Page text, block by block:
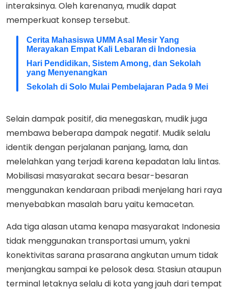
interaksinya. Oleh karenanya, mudik dapat
memperkuat konsep tersebut.
Cerita Mahasiswa UMM Asal Mesir Yang
Merayakan Empat Kali Lebaran di Indonesia
Hari Pendidikan, Sistem Among, dan Sekolah
yang Menyenangkan
Sekolah di Solo Mulai Pembelajaran Pada 9 Mei
Selain dampak positif, dia menegaskan, mudik juga
membawa beberapa dampak negatif. Mudik selalu
identik dengan perjalanan panjang, lama, dan
melelahkan yang terjadi karena kepadatan lalu lintas.
Mobilisasi masyarakat secara besar-besaran
menggunakan kendaraan pribadi menjelang hari raya
menyebabkan masalah baru yaitu kemacetan.
Ada tiga alasan utama kenapa masyarakat Indonesia
tidak menggunakan transportasi umum, yakni
konektivitas sarana prasarana angkutan umum tidak
menjangkau sampai ke pelosok desa. Stasiun ataupun
terminal letaknya selalu di kota yang jauh dari tempat